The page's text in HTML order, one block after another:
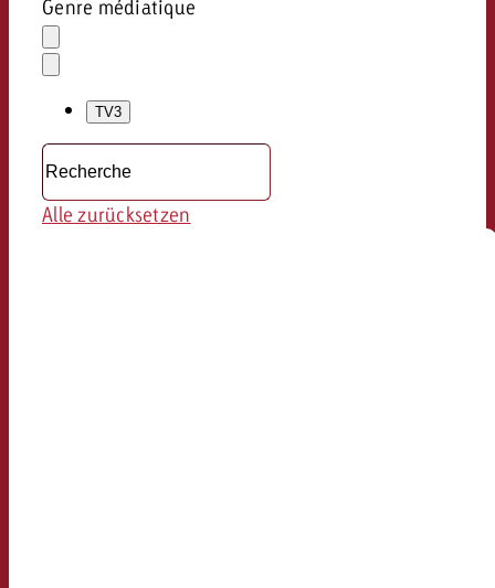
Genre médiatique
Effacer
la
Ouvrir
menu
TV3
Alle zurücksetzen